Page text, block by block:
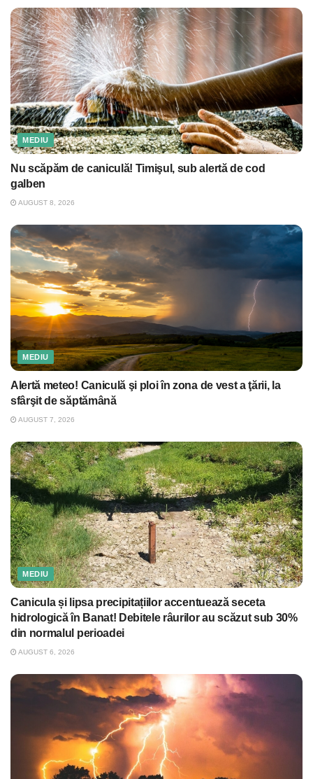
MEDIU
Nu scăpăm de caniculă! Timişul, sub alertă de cod
galben
AUGUST 8, 2026
MEDIU
Alertă meteo! Caniculă şi ploi în zona de vest a ţării, la
sfârşit de săptămână
AUGUST 7, 2026
MEDIU
Canicula și lipsa precipitațiilor accentuează seceta
hidrologică în Banat! Debitele râurilor au scăzut sub 30%
din normalul perioadei
AUGUST 6, 2026